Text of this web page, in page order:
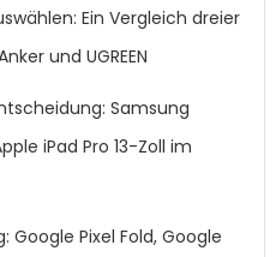
Ein Vergleich dreier
und UGREEN
Samsung
iPad Pro 13-Zoll im
Pixel Fold, Google